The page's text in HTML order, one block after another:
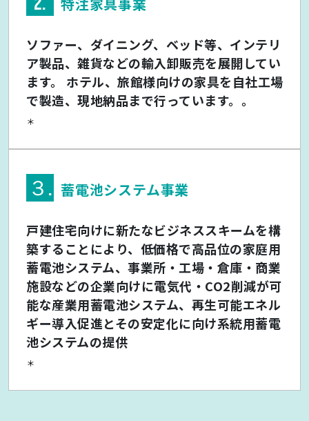
ソファー、ダイニング、ベッド等、インテリ
ア製品、雑貨などの輸入卸販売を展開してい
ます。 ホテル、旅館様向けの家具を自社工場
で製造、現地納品まで行っています。。
＊
３. 蓄電池システム事業
戸建住宅向けに新たなビジネススキームを構
築することにより、低価格で高品位の家庭用
蓄電池システム、事業所・工場・倉庫・商業
施設などの企業向けに電気代・CO2削減が可
能な産業用蓄電池システム、再生可能エネル
ギー導入促進とその安定化に向け系統用蓄電
池システムの提供
＊